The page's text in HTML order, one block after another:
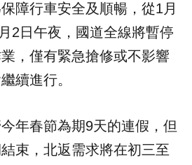
障行車安全及順暢，從1月
2日午夜，國道全線將暫停
，僅有緊急搶修或不影響
續進行。
年春節為期9天的連假，但
束，北返需求將在初三至